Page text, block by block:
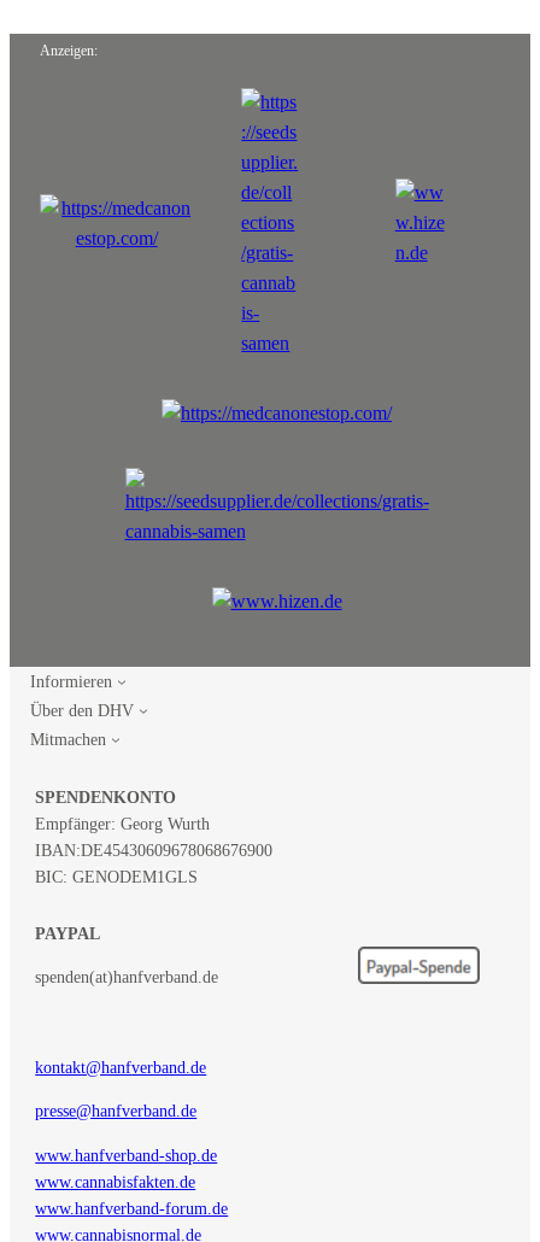
Anzeigen:
Informieren
Über den DHV
Mitmachen
SPENDENKONTO
Empfänger: Georg Wurth
IBAN:DE45430609678068676900
BIC: GENODEM1GLS
PAYPAL
spenden(at)hanfverband.de
kontakt@hanfverband.de
presse@hanfverband.de
www.hanfverband-shop.de
www.cannabisfakten.de
www.hanfverband-forum.de
www.cannabisnormal.de